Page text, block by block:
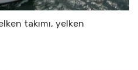
takımı, yelken